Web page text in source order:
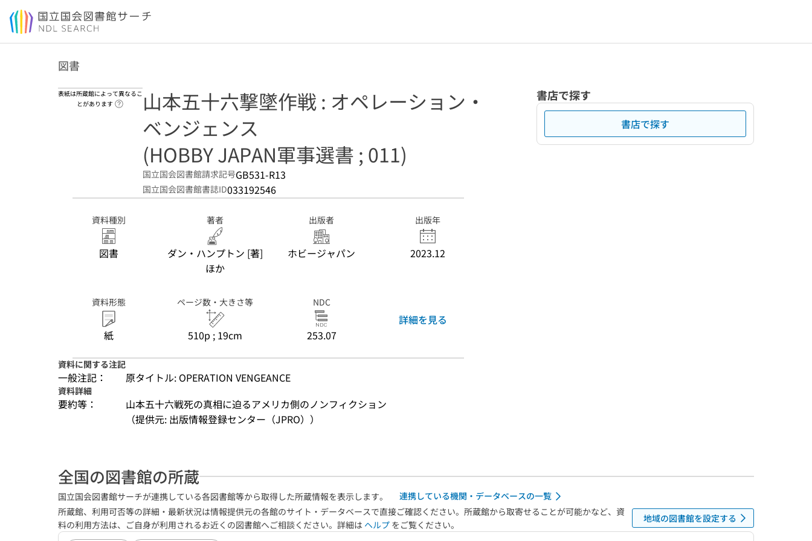
本文へ移動
図書
表紙は所蔵館によって異なるこ
とがあります
ヘルプページへのリンク
山本五十六撃墜作戦 : オペレーション・
ベンジェンス
(HOBBY JAPAN軍事選書 ; 011)
国立国会図書館請求記号GB531-R13
国立国会図書館書誌ID033192546
資料種別
図書
著者
ダン・ハンプトン [著]
ほか
出版者
ホビージャパン
出版年
2023.12
資料形態
紙
ページ数・大きさ等
510p ; 19cm
NDC
253.07
詳細を見る
資料に関する注記
一般注記： 原タイトル: OPERATION VENGEANCE
資料詳細
要約等：
山本五十六戦死の真相に迫るアメリカ側のノンフィクション
（提供元: 出版情報登録センター（JPRO））
書店で探す
書店で探す
全国の図書館の所蔵
国立国会図書館サーチが連携している各図書館等から取得した所蔵情報を表示します。
連携している機関・データベースの一覧
所蔵館、利用可否等の詳細・最新状況は情報提供元の各館のサイト・データベースで直接ご確認ください。所蔵館から取寄せることが可能かなど、資
料の利用方法は、ご自身が利用されるお近くの図書館へご相談ください。詳細は ヘルプ をご覧ください。
地域の図書館を設定する